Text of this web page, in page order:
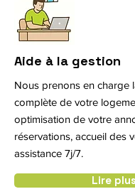
Aide à la gestion
Nous prenons en charge
complète de votre
optimisation de votre
réservations, accueil des
assistance 7j/7.
Lire plus